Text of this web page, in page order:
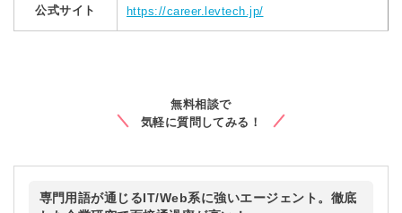
公式サイト https://career.levtech.jp/
無料相談で
気軽に質問してみる！
専門用語が通じるIT/Web系に強いエージェント。徹底